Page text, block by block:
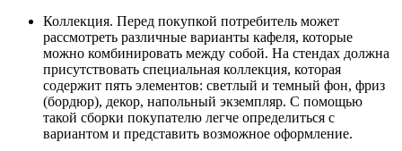
Коллекция. Перед покупкой потребитель может
рассмотреть различные варианты кафеля, которые
можно комбинировать между собой. На стендах должна
присутствовать специальная коллекция, которая
содержит пять элементов: светлый и темный фон, фриз
(бордюр), декор, напольный экземпляр. С помощью
такой сборки покупателю легче определиться с
вариантом и представить возможное оформление.